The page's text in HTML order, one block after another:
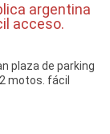
argentina
acceso.
plaza de parking
motos. fácil